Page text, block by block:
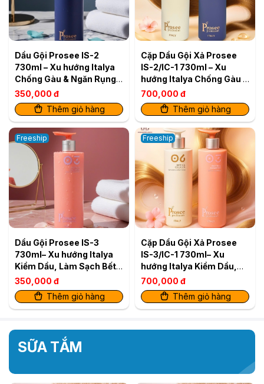
Dầu Gội Prosee IS-2
730ml – Xu hướng Italya
Chống Gàu & Ngăn Rụng
Tóc Tối Ư
350,000 đ
Thêm giỏ hàng
Cặp Dầu Gội Xả Prosee
IS-2/IC-1 730ml – Xu
hướng Italya Chống Gàu &
Ngăn Rụng Tóc Tối Ưu
700,000 đ
Thêm giỏ hàng
Freeship
Dầu Gội Prosee IS-3
730ml– Xu hướng Italya
Kiềm Dầu, Làm Sạch Bết
& Cho Tóc Tơi Phồng Tự
Nhiên
350,000 đ
Thêm giỏ hàng
Freeship
Cặp Dầu Gội Xả Prosee
IS-3/IC-1 730ml– Xu
hướng Italya Kiềm Dầu,
Làm Sạch Bết & Cho Tóc
Tơi Phồng Tự Nhiên
700,000 đ
Thêm giỏ hàng
SỮA TẮM